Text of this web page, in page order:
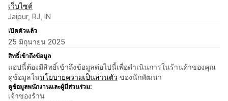
เว็บไซต์
Jaipur, RJ, IN
เปิดตัวแล้ว
25 มิถุนายน 2025
สิทธิ์เข้าถึงข้อมูล
แอปนี้ต้องมีสิทธิ์เข้าถึงข้อมูลต่อไปนี้เพื่อดำเนินการในร้านค้าของคุณ
ดูข้อมูลในนโยบายความเป็นส่วนตัว ของนักพัฒนา
ดูข้อมูลพนักงานและผู้มีส่วนร่วม:
เจ้าของร้าน